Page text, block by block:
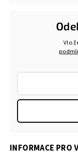
INFORMACE PRO